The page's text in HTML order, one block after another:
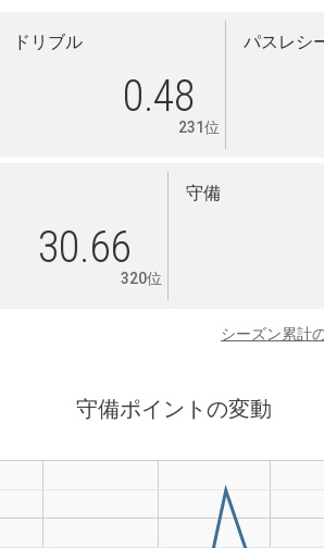
ドリブル
0.48
231位
パスレシ
30.66
320位
守備
シーズン累計
守備ポイントの変動